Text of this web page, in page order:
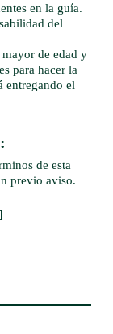
en la guía.
del
de edad y
para hacer la
entregando el
de esta
previo aviso.